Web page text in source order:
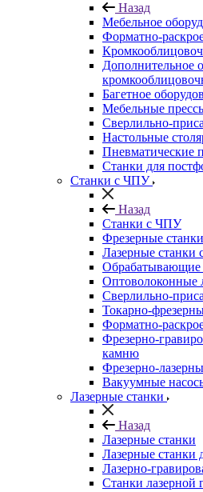
Назад
Мебельное
Форматно-
Дополнительное
Багетное
Мебельные
Сверлильно-
Настольные
Пневматические
Станки для
Станки с ЧПУ
Назад
Станки с ЧПУ
Фрезерные
Лазерные
Оптоволоконные
Сверлильно-
Токарно-
Форматно-
Фрезерно-
камню
Фрезерно-
Вакуумные
Лазерные станки
Назад
Лазерные станки
Лазерные станки
Лазерно-
Станки лазерной